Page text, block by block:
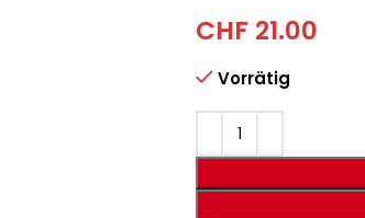
CHF 21.00
Vorrätig